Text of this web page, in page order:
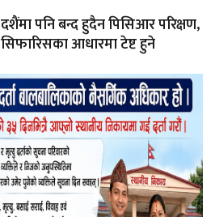
दशैंमा पनि बन्द हुदैन पिसिआर परिक्षण,
सिफारिसका आधारमा टेष्ट हुने